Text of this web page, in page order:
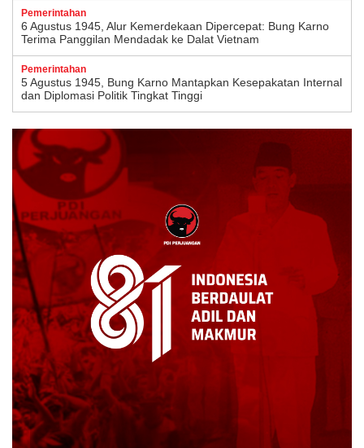
Pemerintahan
6 Agustus 1945, Alur Kemerdekaan Dipercepat: Bung Karno
Terima Panggilan Mendadak ke Dalat Vietnam
Pemerintahan
5 Agustus 1945, Bung Karno Mantapkan Kesepakatan Internal
dan Diplomasi Politik Tingkat Tinggi